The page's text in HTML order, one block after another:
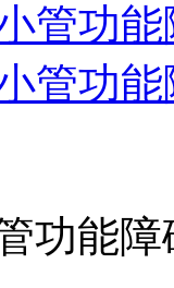
管功
管功
功能